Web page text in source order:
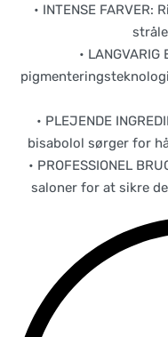
• INTENSE
•
• PLEJENDE
bisabolol sørger for
• PROFESSIONEL
saloner for at sikre